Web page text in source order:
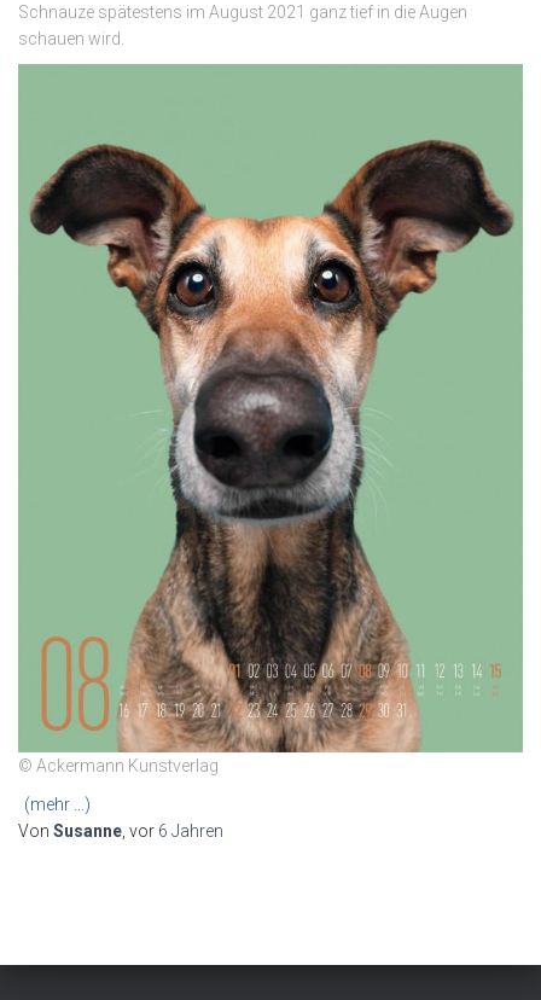
Schnauze spätestens im August 2021 ganz tief in die Augen
schauen wird.
© Ackermann Kunstverlag
(mehr …)
Von Susanne , vor 6 Jahren